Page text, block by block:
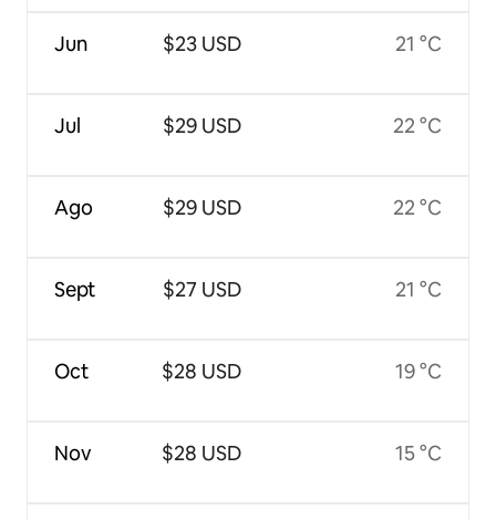
Jun
Jul
Ago
Sept
Oct
Nov
$23 USD
$29 USD
$29 USD
$27 USD
$28 USD
$28 USD
21 °C
22 °C
22 °C
21 °C
19 °C
15 °C